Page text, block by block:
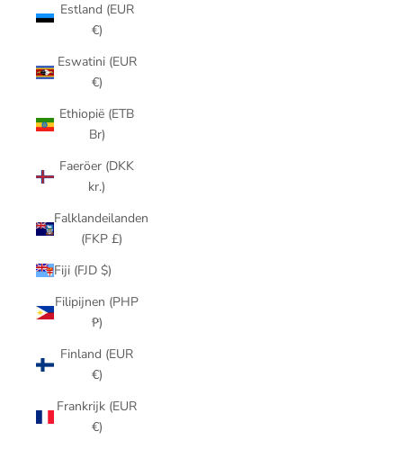
Estland (EUR
€)
Eswatini (EUR
€)
Ethiopië (ETB
Br)
Faeröer (DKK
kr.)
Falklandeilanden
(FKP £)
Fiji (FJD $)
Filipijnen (PHP
₱)
Finland (EUR
€)
Frankrijk (EUR
€)